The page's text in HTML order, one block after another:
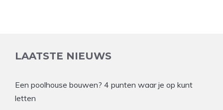
LAATSTE NIEUWS
Een poolhouse bouwen? 4 punten waar je op kunt
letten